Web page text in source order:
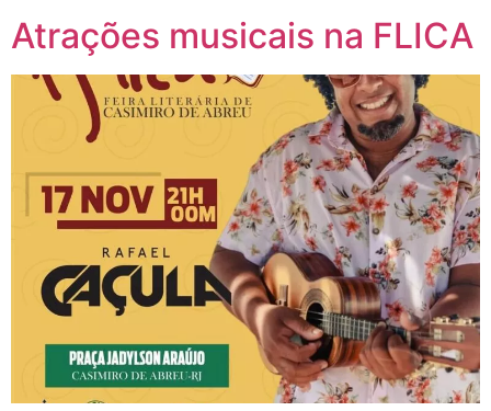
Atrações musicais na FLICA